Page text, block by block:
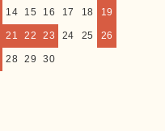
14 15 16 17 18 19
21 22 23 24 25 26
28 29 30